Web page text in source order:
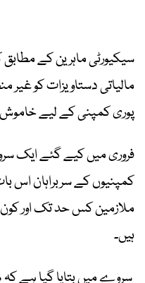
سیکیورٹی ماہرین کے
مالیاتی دستاویزات کو غیر
پوری کمپنی کے لیے
فروری میں کیے گئے ایک
کمپنیوں کے سربراہان اس
ملازمین کس حد تک اور
ہیں۔